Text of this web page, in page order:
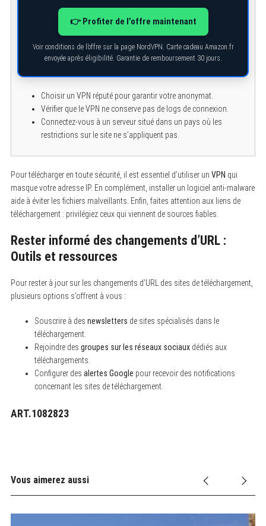
👉 Profiter de l’offre maintenant
Voir conditions de l’offre sur la page NordVPN. Carte cadeau Amazon.fr
envoyée après éligibilité. Garantie de remboursement 30 jours.
Choisir un VPN réputé pour garantir votre anonymat.
Vérifier que le VPN ne conserve pas de logs de connexion.
Connectez-vous à un serveur situé dans un pays où les
restrictions sur le site ne s’appliquent pas.
Pour télécharger en toute sécurité, il est essentiel d’utiliser un VPN qui
masque votre adresse IP. En complément, installer un logiciel anti-malware
aide à éviter les fichiers malveillants. Enfin, faites attention aux liens de
téléchargement : privilégiez ceux qui viennent de sources fiables.
Rester informé des changements d’URL :
Outils et ressources
Pour rester à jour sur les changements d’URL des sites de téléchargement,
plusieurs options s’offrent à vous :
Souscrire à des newsletters de sites spécialisés dans le
téléchargement.
Rejoindre des groupes sur les réseaux sociauxdédiés aux
téléchargements.
Configurer des alertes Google pour recevoir des notifications
concernant les sites de téléchargement.
ART.1082823
Vous aimerez aussi
: